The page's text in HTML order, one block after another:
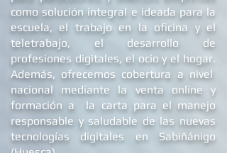
mATX/ mITX
S.O INCLUIDO
Windows 10 (de
serie)
Windows 11
(elegible)
SOFTWARE
EXTRA
Antivirus gratuito
LibreOffice
Steam
nuestro equipo valoraría de antemano la
incidencia de modo telemático e intentando
ofrecer una solución lo más práctica y
sencilla para el cliente.
como solución integral e ideada para la
escuela, el trabajo en la oficina y el
teletrabajo, el desarrollo de
profesiones digitales, el ocio y el hogar.
Además, ofrecemos cobertura a nivel
nacional mediante la venta online y
formación a la carta para el manejo
responsable y saludable de las nuevas
tecnologías digitales en Sabiñánigo